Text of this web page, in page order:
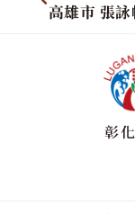
高雄市 張
彰